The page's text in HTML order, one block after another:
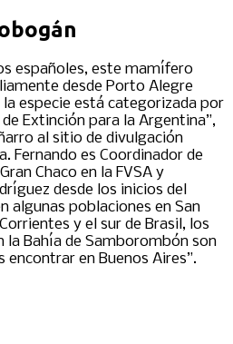
españoles, este mamífero
desde Porto Alegre
la especie está categorizada por
Extinción para la Argentina”,
al sitio de divulgación
Fernando es Coordinador de
Chaco en la FVSA y
desde los inicios del
algunas poblaciones en San
y el sur de Brasil, los
la Bahía de Samborombón son
encontrar en Buenos Aires”.